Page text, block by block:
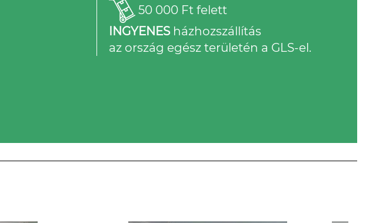
50 000 Ft felett
INGYENESházhozszállítás
az ország egész területén a GLS-el.